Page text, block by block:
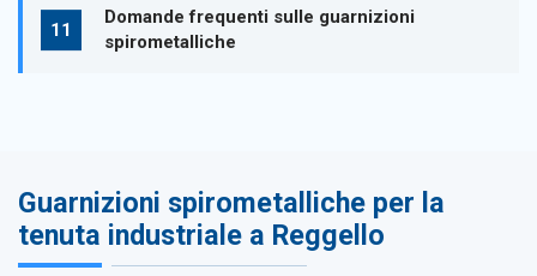
Domande frequenti sulle guarnizioni
spirometalliche
Guarnizioni spirometalliche per la
tenuta industriale a Reggello